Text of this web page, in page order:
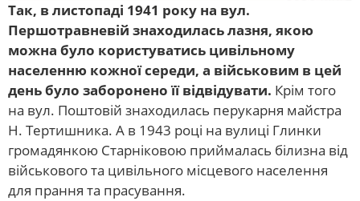
Так, в листопаді 1941 року на вул.
Першотравневій знаходилась лазня, якою
можна було користуватись цивільному
населенню кожної середи, а військовим в цей
день було заборонено її відвідувати. Крім того
на вул. Поштовій знаходилась перукарня майстра
Н. Тертишника. А в 1943 році на вулиці Глинки
громадянкою Старніковою приймалась білизна від
військового та цивільного місцевого населення
для прання та прасування.